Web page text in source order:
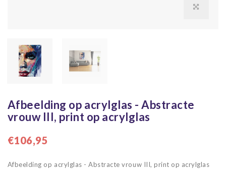
Afbeelding op acrylglas - Abstracte
vrouw III, print op acrylglas
€106,95
Afbeelding op acrylglas - Abstracte vrouw III, print op acrylglas